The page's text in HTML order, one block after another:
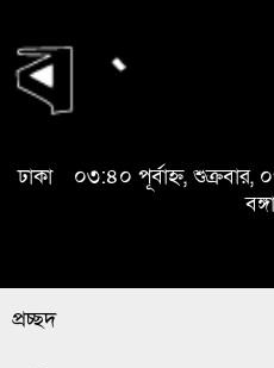
ঢাকা
০৩:৪০ পূর্বাহ্ন,
প্রচ্ছদ